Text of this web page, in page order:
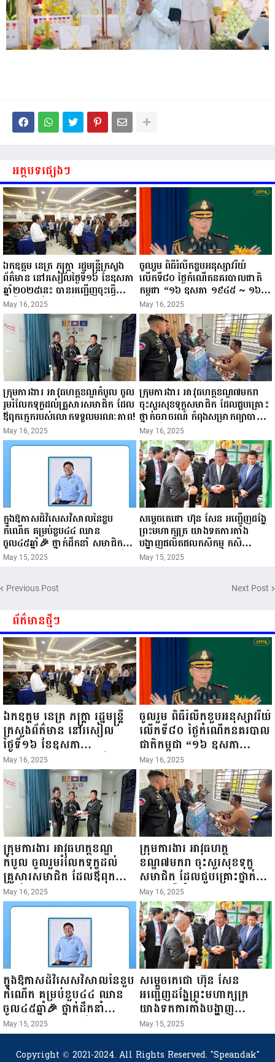
អត្ថបទផ្សេងៗ
ឯកឧត្តម នេត្រ ភក្ត្រា រដ្ឋមន្ត្រីក្រសួង
ព័ត៌មាន នៅរសៀលថ្ងៃទី១៦ ខែឧសភា
ឆ្នាំ២០២៥នេះ បានអញ្ជើញចុះធ្វើ
ជំរឿនថ្នាក់ដឹកនាំមន្ត្រីរាជការស៉ីវិល នៃ
ក្រសួងព័ត៌មាន...
May 16, 2025
ចូលរួម ពិធីរំលឹកខួបអនុស្សាវរីយ៍
លើកទី៨០ ថ្ងៃកំណើតនគរបាលជាតិ
កម្ពុជា “១៦ ឧសភា ១៩៤៥ ~ ១៦
ឧសភា ២០២៥”...
May 16, 2025
ក្រុមការងារ អាវុធហត្ថខណ្ឌកំបូល ចូល
រួមរំលែកទុក្ខដល់គ្រួសារសមាជិក ដែល
ឪពុកក្មេករបស់លោកទទួលមរណៈភាព!
May 16, 2025
ក្រុមការងារ អាវុធហត្ថខណ្ឌ៧មករា
ចុះសួរសុខទុក្ខសមាជិក ដែលជួបគ្រោះ
ថ្នាក់ចរាចរណ៍ កំពុងសម្រាកព្យាបាល
នៅមន្ទីរពេទ្យ!
May 16, 2025
ក្នុងឱកាសដ៏វិសេសវិសាលនៃខួប
កំណើត គម្រប់ខួប៤៤ ឈាន
ចូល៤៥ឆ្នាំ🎉 ថ្នាក់ដឹកនាំ សមាជិក
សមាជិកា នៃក្រុមគ្រួសារកម្មវិធីអាជីវ
ជូនពរ ជូនចំពោះ ឯកឧត្តម សាយ
សំអាល់ ប្រធានសហភាពសហព័ន្ធ
បាននូវ សុខភាពល្អបរិបូរណ៍
កម្លាំងមាំមួន បញ្ញាញាណវាងវៃ
អាយុយឺនយូរ ...
May 15, 2025
សម្តេចតេជោ ហ៊ុន សែន អញ្ជើញដង្ហែ
ព្រះមហាក្សត្រ យាងទតការតាំង
បង្ហាញផលិតផលកសិកម្ម កសិ
ឧស្សាហកម្ម និងសិប្បកម្ម ក្នុងព្រះរាជ
May 15, 2025
Previous Post Next Post
ព័ត៌មានថ្មីៗ
ឯកឧត្តម នេត្រ ភក្ត្រា រដ្ឋមន្ត្រី
ក្រសួងព័ត៌មាន នៅរសៀល
ថ្ងៃទី១៦ ខែឧសភា
ឆ្នាំ២០២៥នេះ បានអញ្ជើញចុះ
ធ្វើជំរឿនថ្នាក់ដឹកនាំមន្ត្រីរាជ
ការស៉ីវិល នៃក្រសួងព័ត៌មាន...
May 16, 2025
ចូលរួម ពិធីរំលឹកខួបអនុស្សាវរីយ៍
លើកទី៨០ ថ្ងៃកំណើតនគរបាល
ជាតិកម្ពុជា “១៦ ឧសភា
១៩៤៥ ~ ១៦ ឧសភា
២០២៥”...
May 16, 2025
ក្រុមការងារ អាវុធហត្ថខណ្ឌ
កំបូល ចូលរួមរំលែកទុក្ខដល់
គ្រួសារសមាជិក ដែលឪពុកក្មេក
របស់លោកទទួលមរណៈភាព!
May 16, 2025
ក្រុមការងារ អាវុធហត្ថ
ខណ្ឌ៧មករា ចុះសួរសុខទុក្ខ
សមាជិក ដែលជួបគ្រោះថ្នាក់
ចរាចរណ៍ កំពុងសម្រាកព្យាបាល
នៅមន្ទីរពេទ្យ!
May 16, 2025
ក្នុងឱកាសដ៏វិសេសវិសាលនៃខួប
កំណើត គម្រប់ខួប៤៤ ឈាន
ចូល៤៥ឆ្នាំ🎉 ថ្នាក់ដឹកនាំ
សមាជិក សមាជិកា នៃក្រុម
គ្រួសារកម្មវិធីអាជីវកម្មចល័ត និង
កម្មករសំណង់ សូមគោរពជូនពរ
May 15, 2025
សម្តេចតេជោ ហ៊ុន សែន
អញ្ជើញដង្ហែព្រះមហាក្សត្រ
យាងទតការតាំងបង្ហាញ
ផលិតផលកសិកម្ម កសិ
ឧស្សាហកម្ម និងសិប្បកម្ម ក្នុង
ព្រះរាជពិធីច្រត់ព្រះនង្គ័ល...
May 15, 2025
Copyright © 2021-2024. All Rights Reserved. "Speandak"